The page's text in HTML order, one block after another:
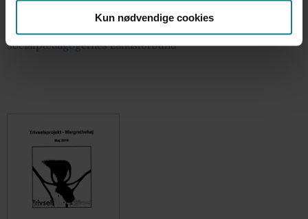
Kun nødvendige cookies
Socialpædagogernes Landsforbund